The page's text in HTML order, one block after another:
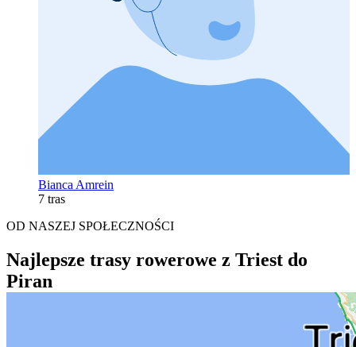
Bianca Amrein
7 tras
OD NASZEJ SPOŁECZNOŚCI
Najlepsze trasy rowerowe z Triest do
Piran